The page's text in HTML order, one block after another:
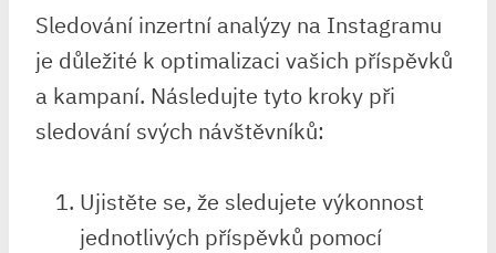
Sledování inzertní analýzy na Instagramu
je důležité k optimalizaci vašich příspěvků
a kampaní. Následujte tyto kroky při
sledování svých návštěvníků:
Ujistěte se, že sledujete výkonnost
jednotlivých příspěvků pomocí